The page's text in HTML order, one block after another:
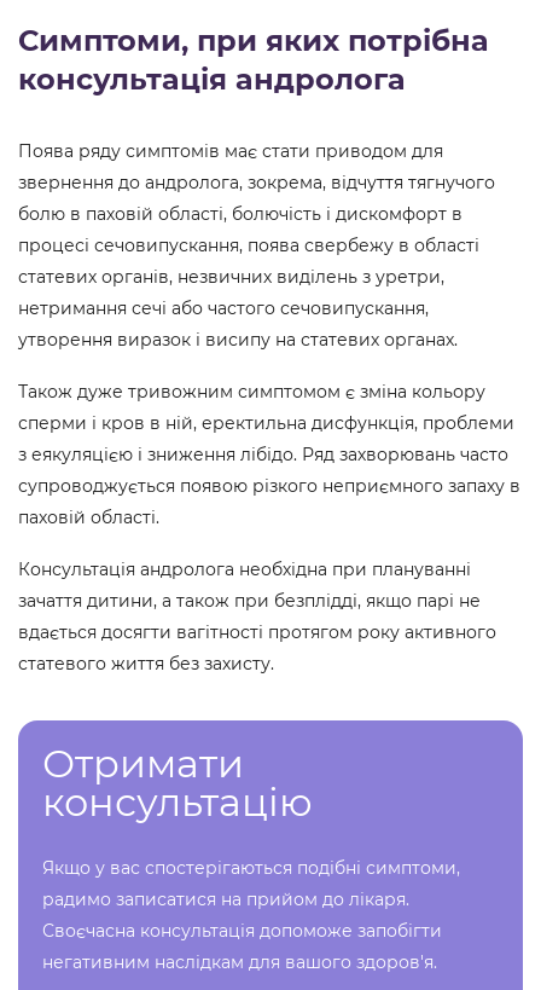
Симптоми, при яких потрібна
консультація андролога
Поява ряду симптомів має стати приводом для
звернення до андролога, зокрема, відчуття тягнучого
болю в паховій області, болючість і дискомфорт в
процесі сечовипускання, поява свербежу в області
статевих органів, незвичних виділень з уретри,
нетримання сечі або частого сечовипускання,
утворення виразок і висипу на статевих органах.
Також дуже тривожним симптомом є зміна кольору
сперми і кров в ній, еректильна дисфункція, проблеми
з еякуляцією і зниження лібідо. Ряд захворювань часто
супроводжується появою різкого неприємного запаху в
паховій області.
Консультація андролога необхідна при плануванні
зачаття дитини, а також при безплідді, якщо парі не
вдається досягти вагітності протягом року активного
статевого життя без захисту.
Отримати
консультацію
Якщо у вас спостерігаються подібні симптоми,
радимо записатися на прийом до лікаря.
Своєчасна консультація допоможе запобігти
негативним наслідкам для вашого здоров'я.